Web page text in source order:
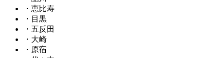
・恵比寿
・目黒
・五反田
・大崎
・原宿